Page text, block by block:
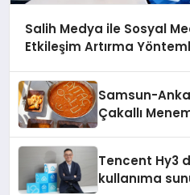
Salih Medya ile Sosyal
Etkileşim Artırma
Samsun-
Çakallı
Tencent Hy3
kullanıma